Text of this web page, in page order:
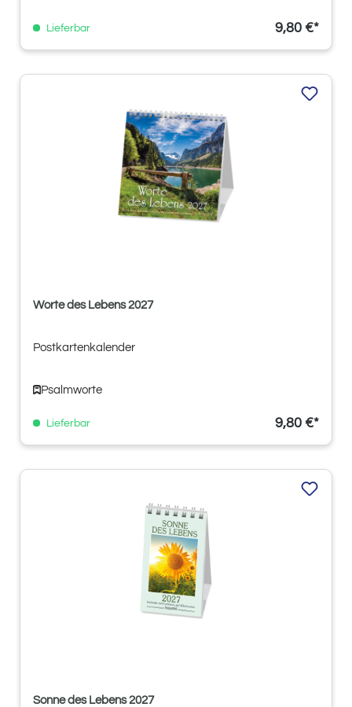
Lieferbar 9,80 €*
Worte des Lebens 2027
Postkartenkalender
Psalmworte
Lieferbar 9,80 €*
Sonne des Lebens 2027